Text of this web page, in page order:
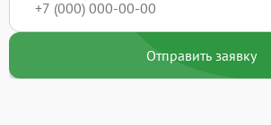
Отправить заявку